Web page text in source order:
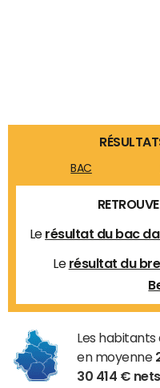
BAC
Le résultat du bac
Le résultat du
Les
en moyenne
30 414 € nets